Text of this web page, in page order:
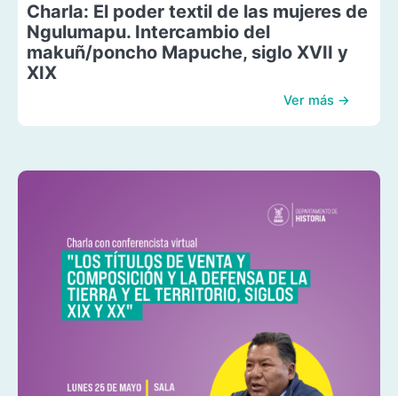
Charla: El poder textil de las mujeres de
Ngulumapu. Intercambio del
makuñ/poncho Mapuche, siglo XVII y
XIX
Ver más →